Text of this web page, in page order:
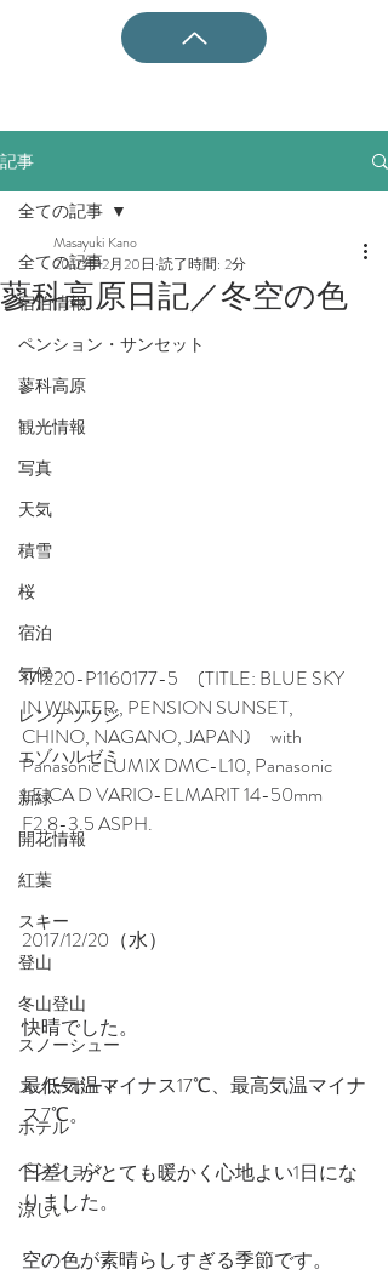
記事
全ての記事
宿泊情報
ペンション・サンセット
蓼科高原
観光情報
写真
天気
積雪
桜
宿泊
気候
レンゲツツジ
エゾハルゼミ
新緑
開花情報
紅葉
スキー
登山
冬山登山
スノーシュー
スノーボード
ホテル
ペンション
涼しい
全ての記事
蓼科高原日記／冬空の色
Masayuki Kano
2017年12月20日 読了時間: 2分
171220-P1160177-5　(TITLE: BLUE SKY
IN WINTER , PENSION SUNSET,
CHINO, NAGANO, JAPAN)　with
Panasonic LUMIX DMC-L10, Panasonic
LEICA D VARIO-ELMARIT 14-50mm
F2.8-3.5 ASPH.
2017/12/20（水）
快晴でした。
最低気温マイナス17℃、最高気温マイナ
ス7℃。
日差しがとても暖かく心地よい1日にな
りました。
空の色が素晴らしすぎる季節です。